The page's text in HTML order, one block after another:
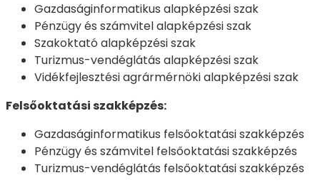
Gazdaságinformatikus alapképzési szak
Pénzügy és számvitel alapképzési szak
Szakoktató alapképzési szak
Turizmus-vendéglátás alapképzési szak
Vidékfejlesztési agrármérnöki alapképzési szak
Felsőoktatási szakképzés:
Gazdaságinformatikus felsőoktatási szakképzés
Pénzügy és számvitel felsőoktatási szakképzés
Turizmus-vendéglátás felsőoktatási szakképzés